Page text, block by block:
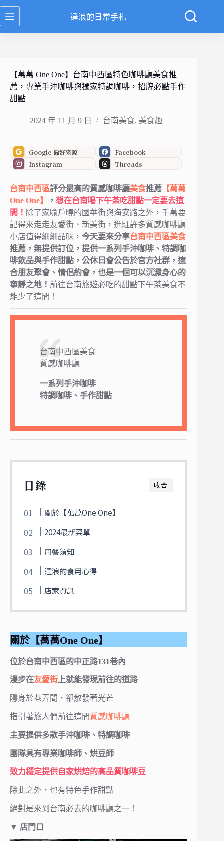
跳
至
達浪的日常手札
【萬萬 One One】台南中西區特色咖啡廳美食推
薦，專業手沖咖啡與獨家特調咖啡，招牌必點手作
甜點
2024 年 11 月 9 日 台南美食, 美食趣
Google 偏好來源
Facebook
Instagram
Threads
台南中西區評分最高的質感咖啡廳美食推薦 【萬萬
One One】
， 想在台南喝下午茶吃甜點一定要去這
間！ 除了家喻戶曉的國華街與海安路之外，千萬要
記得來走走友愛街、新美街，進駐許多質感咖啡廳
小店值得細細品味， 今天要來分享台南中西區美食
推薦，無提供訂位，提供一系列手沖咖啡、特調咖
啡飲品與手作甜點，公休日會公告於官方社群，適
合朋友聚會、情侶約會，也是一個可以沉澱身心的
寧靜之地！ 前往台南旅遊必吃的甜點下午茶美食不
能少了這間！
台南中西區美食
質感咖啡廳
一系列手沖咖啡
特調咖啡、手作甜點
收合
目錄
關於【萬萬One One】
2024最新菜單
用餐須知
達浪的食用心得
店家資訊
關於【萬萬One One】
位於台南中西區的中正路131巷內
漫步在友愛街上就能發現前往的道路
隱身於巷弄間，卻散發著光芒
指引著旅人們前往這間質感咖啡廳
主要提供多款手沖咖啡、特調咖啡
團隊具有專業咖啡師、烘豆師
致力穩定提供自家烘焙的高品質咖啡豆
除此之外，也有特色手作甜點
絕對是來到台南必去的咖啡廳之一！
▼ 店門口